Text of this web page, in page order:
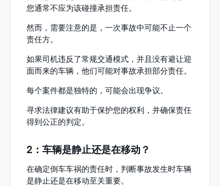
您通常不应为该碰撞承担责任。
然而，需要注意的是，一次事故中可能不止一个
责任方。
如果司机违反了常规交通模式，并且没有避让迎
面而来的车辆，他们可能对事故承担部分责任。
每个案件都是独特的，可能会出现争议。
寻求法律建议有助于保护您的权利，并确保责任
得到公正的判定。
2：车辆是静止还是在移动？
在确定倒车车祸的责任时，判断事故发生时车辆
是静止还是在移动至关重要。